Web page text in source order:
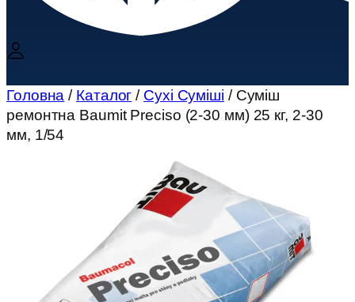
Головна / Каталог / Сухі Суміші / Суміш
ремонтна Baumit Preciso (2-30 мм) 25 кг, 2-30
мм, 1/54